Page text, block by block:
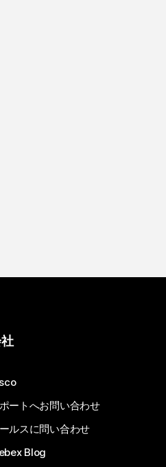
ートへお問い合わせ
ルスに問い合わせ
Blog